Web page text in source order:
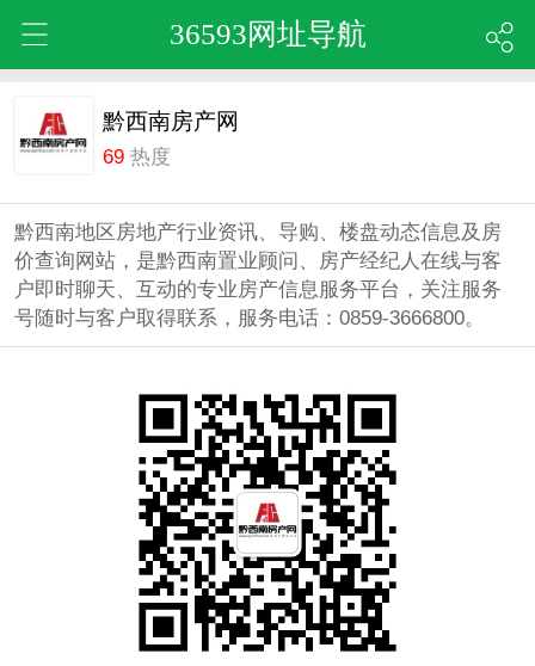
36593网址导航
黔西南房产网
69 热度
黔西南地区房地产行业资讯、导购、楼盘动态信息及房
价查询网站，是黔西南置业顾问、房产经纪人在线与客
户即时聊天、互动的专业房产信息服务平台，关注服务
号随时与客户取得联系，服务电话：0859-3666800。